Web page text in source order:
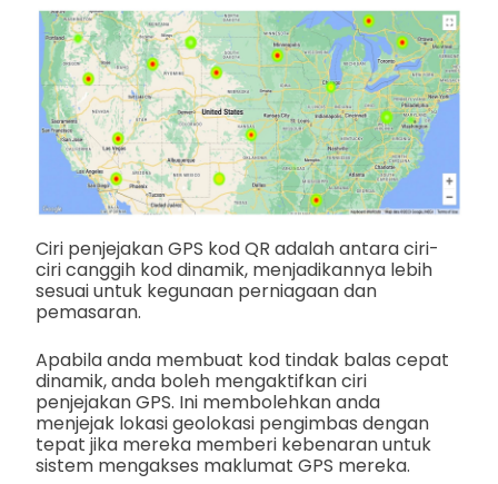
Ciri penjejakan GPS kod QR adalah antara ciri-
ciri canggih kod dinamik, menjadikannya lebih
sesuai untuk kegunaan perniagaan dan
pemasaran.
Apabila anda membuat kod tindak balas cepat
dinamik, anda boleh mengaktifkan ciri
penjejakan GPS. Ini membolehkan anda
menjejak lokasi geolokasi pengimbas dengan
tepat jika mereka memberi kebenaran untuk
sistem mengakses maklumat GPS mereka.